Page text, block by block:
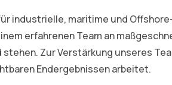
industrielle, maritime und
erfahrenen Team an
Zur Verstärkung unseres
Endergebnissen arbeitet.